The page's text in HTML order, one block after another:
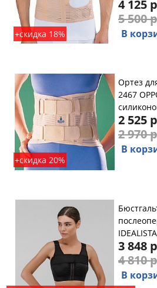
+скидка 18%
4 125
5 500
В
+скидка 20%
Ортез
2467
2 525
2 970
В
IDEALISTA
3 848
4 810
В